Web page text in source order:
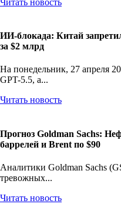
ИИ-блокада: Китай
за $2 млрд
На понедельник, 27 апреля
GPT-5.5, а...
Читать новость
Прогноз Goldman Sachs:
баррелей и Brent по $90
Аналитики Goldman Sachs
тревожных...
Читать новость